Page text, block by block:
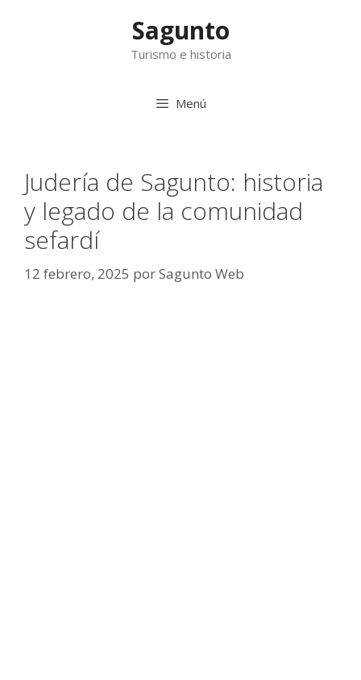
Sagunto
Turismo e historia
Menú
Judería de Sagunto: historia
y legado de la comunidad
sefardí
12 febrero, 2025 porSagunto Web